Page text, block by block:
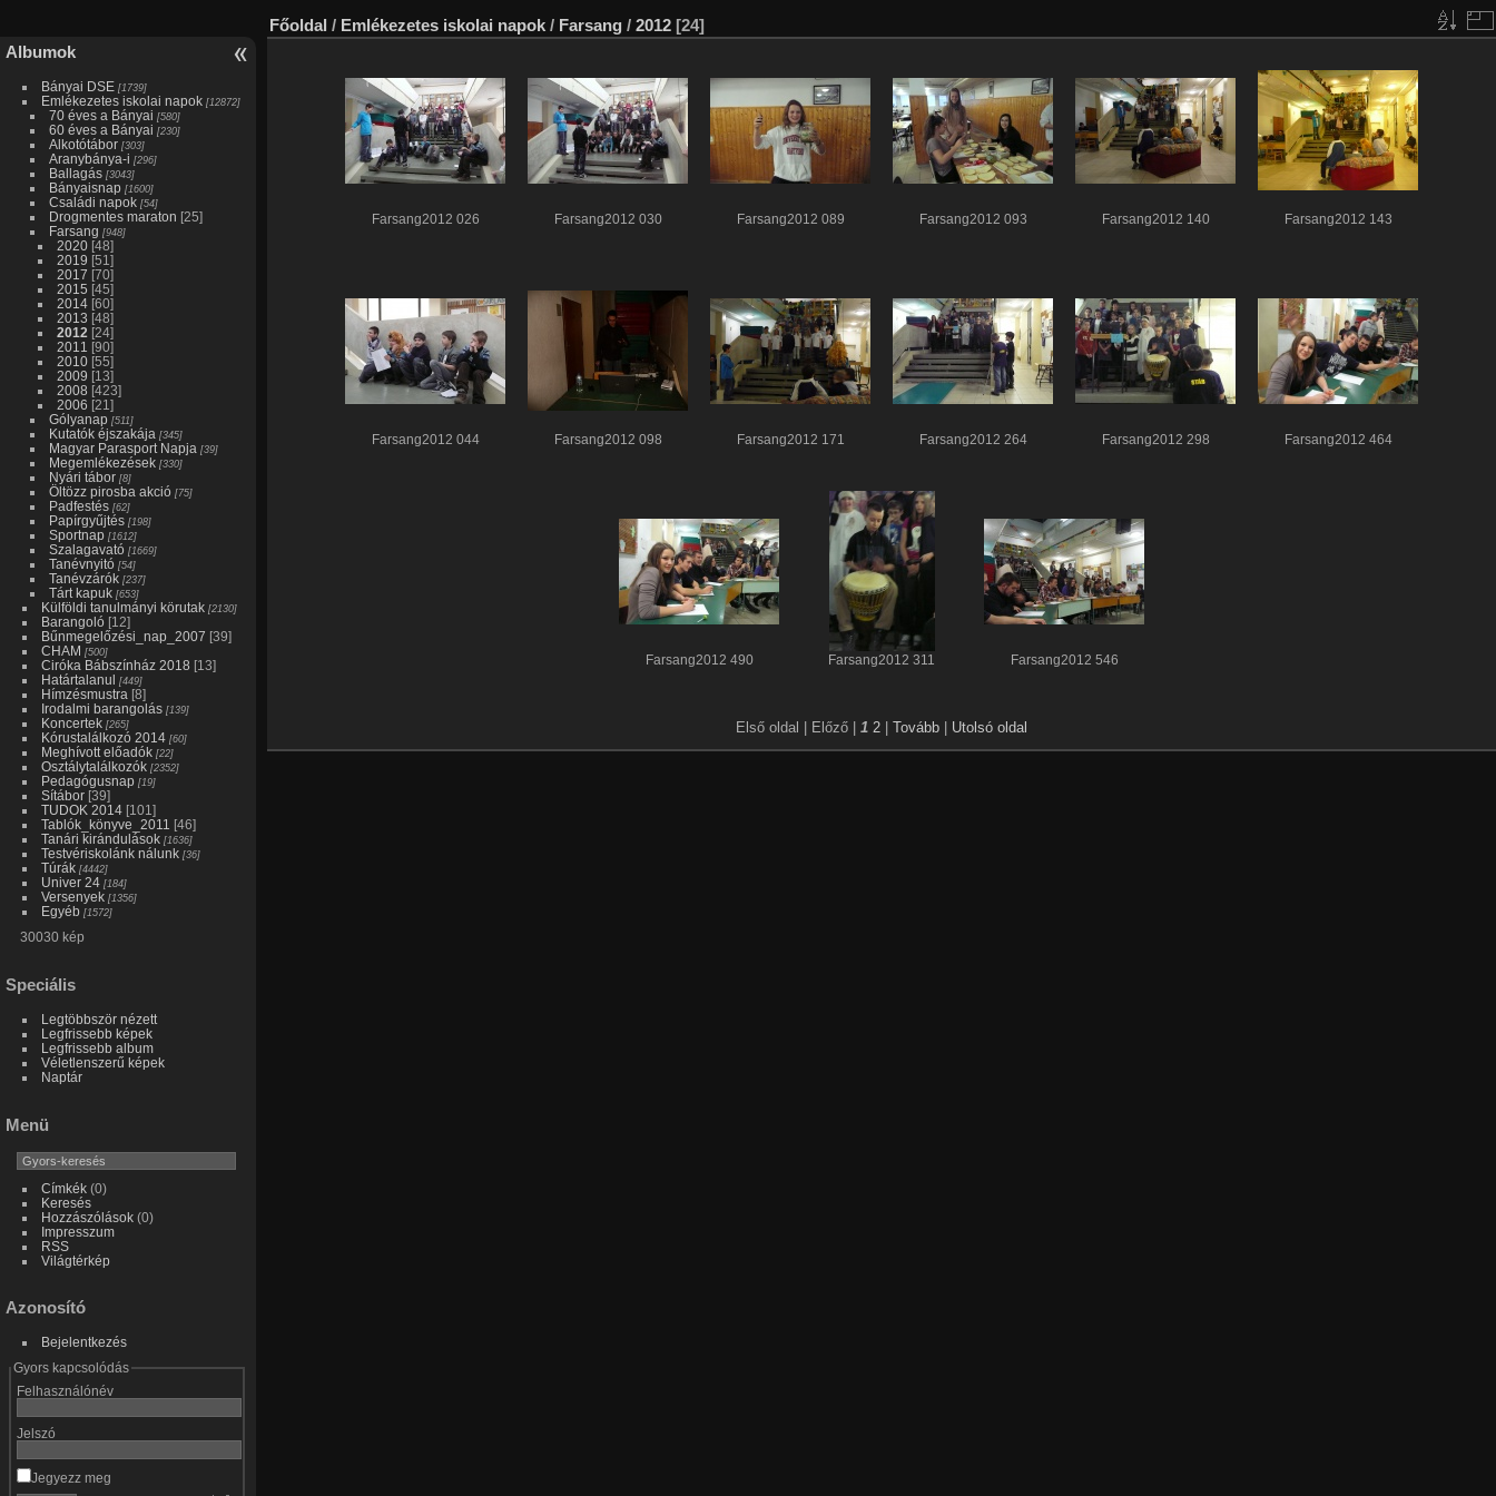
Albumok
Bányai DSE [1739]
Emlékezetes iskolai napok [12872]
70 éves a Bányai [580]
60 éves a Bányai [230]
Alkotótábor [303]
Aranybánya-i [296]
Ballagás [3043]
Bányaisnap [1600]
Családi napok [54]
Drogmentes maraton [25]
Farsang [948]
2020 [48]
2019 [51]
2017 [70]
2015 [45]
2014 [60]
2013 [48]
2012 [24]
2011 [90]
2010 [55]
2009 [13]
2008 [423]
2006 [21]
Gólyanap [511]
Kutatók éjszakája [345]
Magyar Parasport Napja [39]
Megemlékezések [330]
Nyári tábor [8]
Öltözz pirosba akció [75]
Padfestés [62]
Papírgyűjtés [198]
Sportnap [1612]
Szalagavató [1669]
Tanévnyitó [54]
Tanévzárók [237]
Tárt kapuk [653]
Külföldi tanulmányi körutak [2130]
Barangoló [12]
Bűnmegelőzési_nap_2007 [39]
CHAM [500]
Ciróka Bábszínház 2018 [13]
Határtalanul [449]
Hímzésmustra [8]
Irodalmi barangolás [139]
Koncertek [265]
Kórustalálkozó 2014 [60]
Meghívott előadók [22]
Osztálytalálkozók [2352]
Pedagógusnap [19]
Sítábor [39]
TUDOK 2014 [101]
Tablók_könyve_2011 [46]
Tanári kirándulások [1636]
Testvériskolánk nálunk [36]
Túrák [4442]
Univer 24 [184]
Versenyek [1356]
Egyéb [1572]
30030 kép
Speciális
Legtöbbször nézett
Legfrissebb képek
Legfrissebb album
Véletlenszerű képek
Naptár
Menü
Címkék(0)
Keresés
Hozzászólások(0)
Impresszum
RSS
Világtérkép
Azonosító
Bejelentkezés
Gyors kapcsolódás
Felhasználónév
Jelszó
Jegyezz meg
Főoldal / Emlékezetes iskolai napok / Farsang / 2012 [24]
Farsang2012 026 Farsang2012 030 Farsang2012 089 Farsang2012 093 Farsang2012 140 Farsang2012 143
Farsang2012 044 Farsang2012 098 Farsang2012 171 Farsang2012 264 Farsang2012 298 Farsang2012 464
Farsang2012 490 Farsang2012 311 Farsang2012 546
Első oldal | Előző | 1 2 Tovább Utolsó oldal